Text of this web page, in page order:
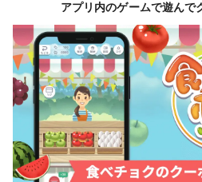
アプリ内のゲームで遊んで